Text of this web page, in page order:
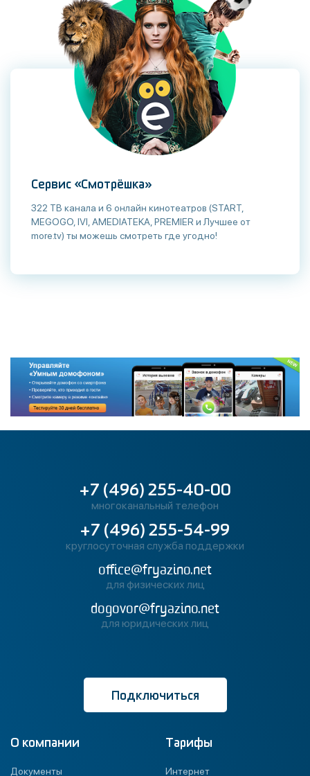
Сервис «Смотрёшка»
322 ТВ канала и 6 онлайн кинотеатров (START,
MEGOGO, IVI, AMEDIATEKA, PREMIER и Лучшее от
more.tv) ты можешь смотреть где угодно!
+7 (496) 255-40-00
многоканальный телефон
+7 (496) 255-54-99
круглосуточная служба поддержки
office@fryazino.net
для физических лиц
dogovor@fryazino.net
для юридических лиц
Подключиться
О компании
Документы
Тарифы
Интернет